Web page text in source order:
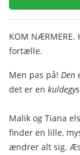
KOM
fortælle.
Men pas på! Den
det er en
Malik og Tiana
finder en lille,
ændrer alt sig.